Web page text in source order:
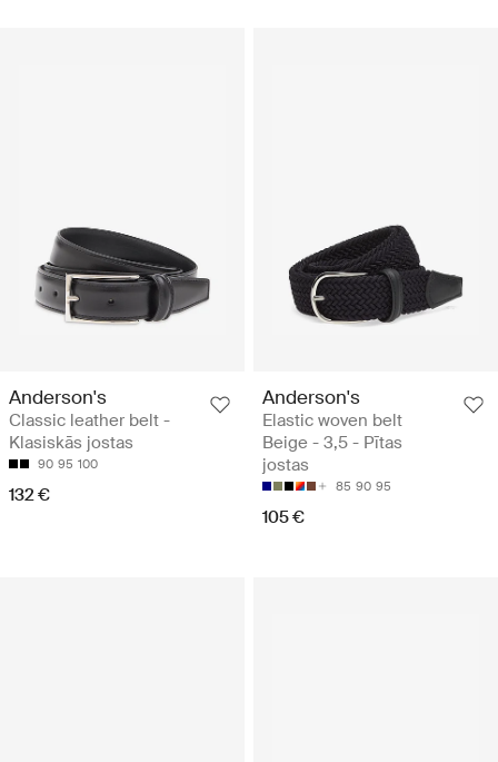
Anderson's
Classic leather belt -
Klasiskās jostas
90 95 100
132 €
Anderson's
Elastic woven belt
Beige - 3,5 - Pītas
jostas
85 90 95
105 €